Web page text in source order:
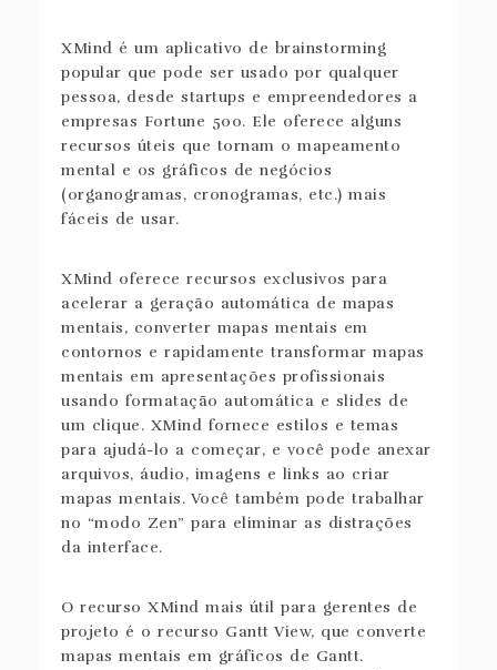
XMind é um aplicativo de brainstorming
popular que pode ser usado por qualquer
pessoa, desde startups e empreendedores a
empresas Fortune 500. Ele oferece alguns
recursos úteis que tornam o mapeamento
mental e os gráficos de negócios
(organogramas, cronogramas, etc.) mais
fáceis de usar.
XMind oferece recursos exclusivos para
acelerar a geração automática de mapas
mentais, converter mapas mentais em
contornos e rapidamente transformar mapas
mentais em apresentações profissionais
usando formatação automática e slides de
um clique. XMind fornece estilos e temas
para ajudá-lo a começar, e você pode anexar
arquivos, áudio, imagens e links ao criar
mapas mentais. Você também pode trabalhar
no “modo Zen” para eliminar as distrações
da interface.
O recurso XMind mais útil para gerentes de
projeto é o recurso Gantt View, que converte
mapas mentais em gráficos de Gantt.